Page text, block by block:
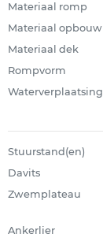
Materiaal romp
Materiaal opbouw
Materiaal dek
Rompvorm
Waterverplaatsing
Stuurstand(en)
Davits
Zwemplateau
Ankerlier